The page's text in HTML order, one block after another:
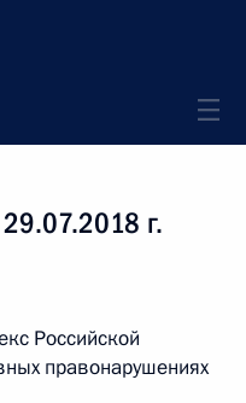
г.
Российской
правонарушениях